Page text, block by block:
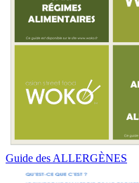
Guide des ALLERGÈNES